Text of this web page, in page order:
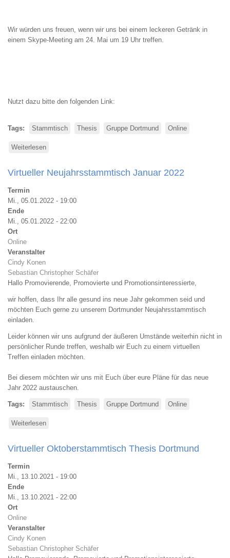
Wir würden uns freuen, wenn wir uns bei einem leckeren Getränk in
einem Skype-Meeting am 24. Mai um 19 Uhr treffen.
Nutzt dazu bitte den folgenden Link:
Tags Stammtisch Thesis Gruppe Dortmund Online
Weiterlesen
Maistammtisch
Thesis
Virtueller Neujahrsstammtisch Januar 2022
Termin
Mi., 05.01.2022 - 19:00
Ende
Mi., 05.01.2022 - 22:00
Ort
Online
Veranstalter
Cindy Konen
Sebastian Christopher Schäfer
Hallo Promovierende, Promovierte und Promotionsinteressierte,
wir hoffen, dass Ihr alle gesund ins neue Jahr gekommen seid und
möchten Euch gerne zu unserem Dortmunder Neujahrsstammtisch
einladen.
Leider können wir uns aufgrund der äußeren Umstände weiterhin nicht in
persönlicher Runde treffen, weshalb wir Euch zu einem virtuellen
Treffen einladen möchten.
Bei diesem möchten wir uns mit Euch über eure Pläne für das neue
Jahr 2022 austauschen.
Tags Stammtisch Thesis Gruppe Dortmund Online
Weiterlesen
Neujahrsstammtisch
Januar
Virtueller Oktoberstammtisch Thesis Dortmund
Termin
Mi., 13.10.2021 - 19:00
Ende
Mi., 13.10.2021 - 22:00
Ort
Online
Veranstalter
Cindy Konen
Sebastian Christopher Schäfer